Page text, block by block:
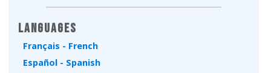
Languages
Français - French
Español - Spanish